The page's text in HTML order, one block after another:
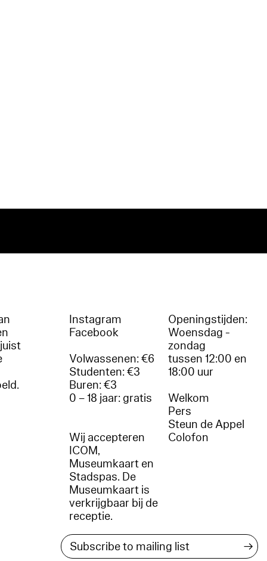
Instagram
Facebook
Volwassenen: €6
Studenten: €3
Buren: €3
0 – 18 jaar: gratis
Wij accepteren
ICOM,
Museumkaart en
Stadspas. De
Museumkaart is
verkrijgbaar bij de
receptie.
Openingstijden:
Woensdag -
zondag
tussen 12:00 en
18:00 uur
Welkom
Pers
Steun de Appel
Colofon
→